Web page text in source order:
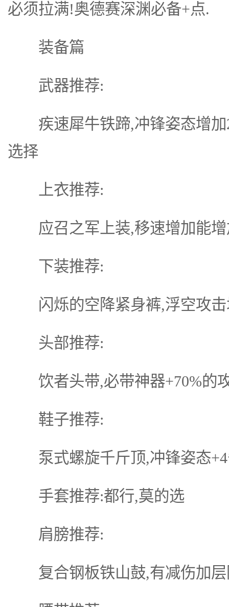
必须拉满!奥德赛深渊必备+点.
装备篇
武器推荐:
疾速犀牛铁蹄,冲锋姿态增加
选择
上衣推荐:
应召之军上装,移速增加能增
下装推荐:
闪烁的空降紧身裤,浮空攻击
头部推荐:
饮者头带,必带神器+70%的
鞋子推荐:
泵式螺旋千斤顶,冲锋姿态+4
手套推荐:都行,莫的选
肩膀推荐:
复合钢板铁山鼓,有减伤加层